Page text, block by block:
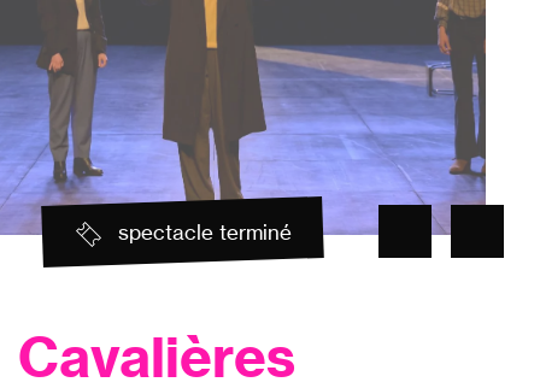
spectacle terminé
Cavalières